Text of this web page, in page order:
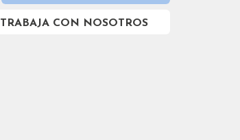
TRABAJA CON NOSOTROS